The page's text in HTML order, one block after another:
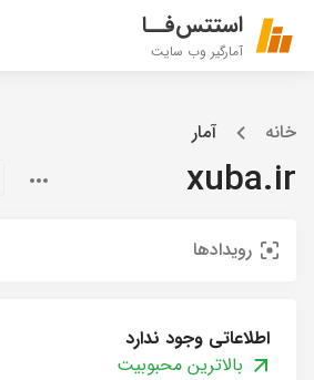
استتس‌فــا
آمارگیر وب سایت
خانه آمار
xuba.ir
رویدادها
اطلاعاتی وجود ندارد
بالاترین محبوبیت